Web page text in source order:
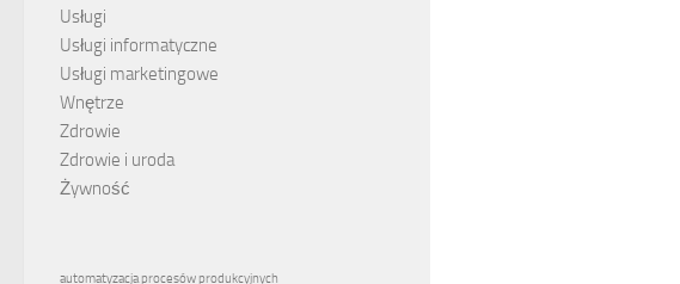
Usługi
Usługi informatyczne
Usługi marketingowe
Wnętrze
Zdrowie
Zdrowie i uroda
Żywność
automatyzacja procesów produkcyjnych